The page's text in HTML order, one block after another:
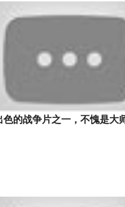
色的战争片之一，不愧是大